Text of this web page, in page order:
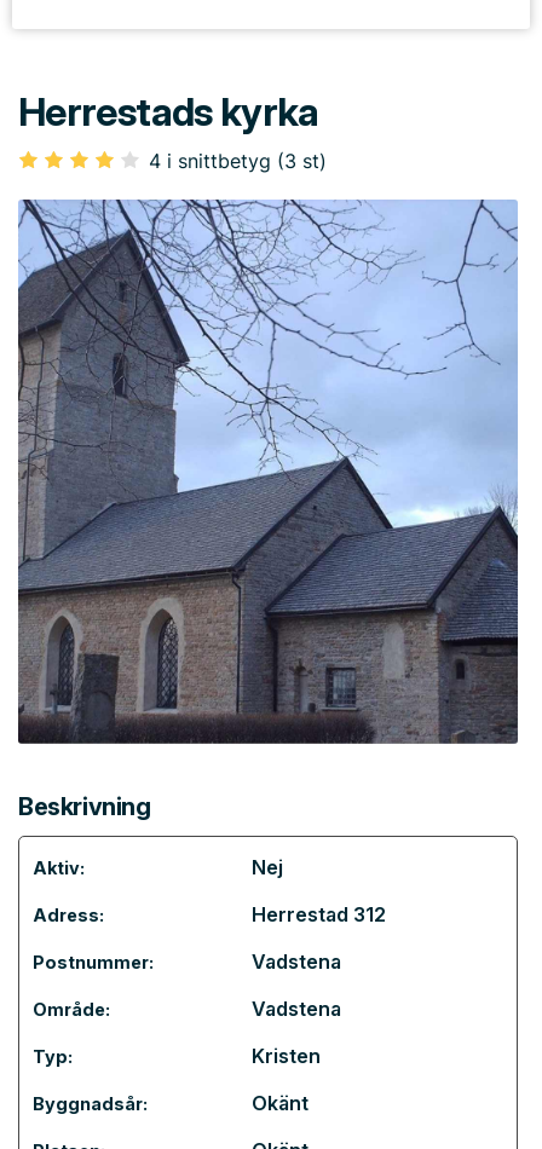
Herrestads kyrka
4 i snittbetyg (3 st)
Beskrivning
Aktiv: Nej
Adress: Herrestad 312
Postnummer: Vadstena
Område: Vadstena
Typ: Kristen
Byggnadsår: Okänt